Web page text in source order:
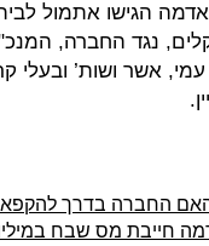
הגישו אתמול
כ־6.4 מליון שקלים, נגד
עמי, אשר ושות’
החברה בדרך להקפאת
חייבת מס שבח